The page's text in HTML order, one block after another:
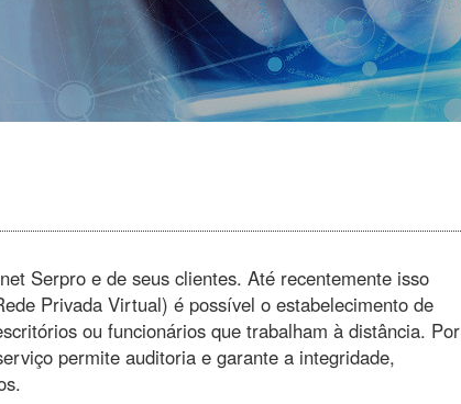
Serpro e de seus clientes. Até recentemente isso
Privada Virtual) é possível o estabelecimento de
ou funcionários que trabalham à distância. Por
permite auditoria e garante a integridade,